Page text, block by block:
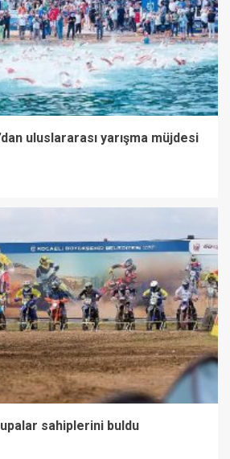
uluslararası yarışma müjdesi
sahiplerini buldu